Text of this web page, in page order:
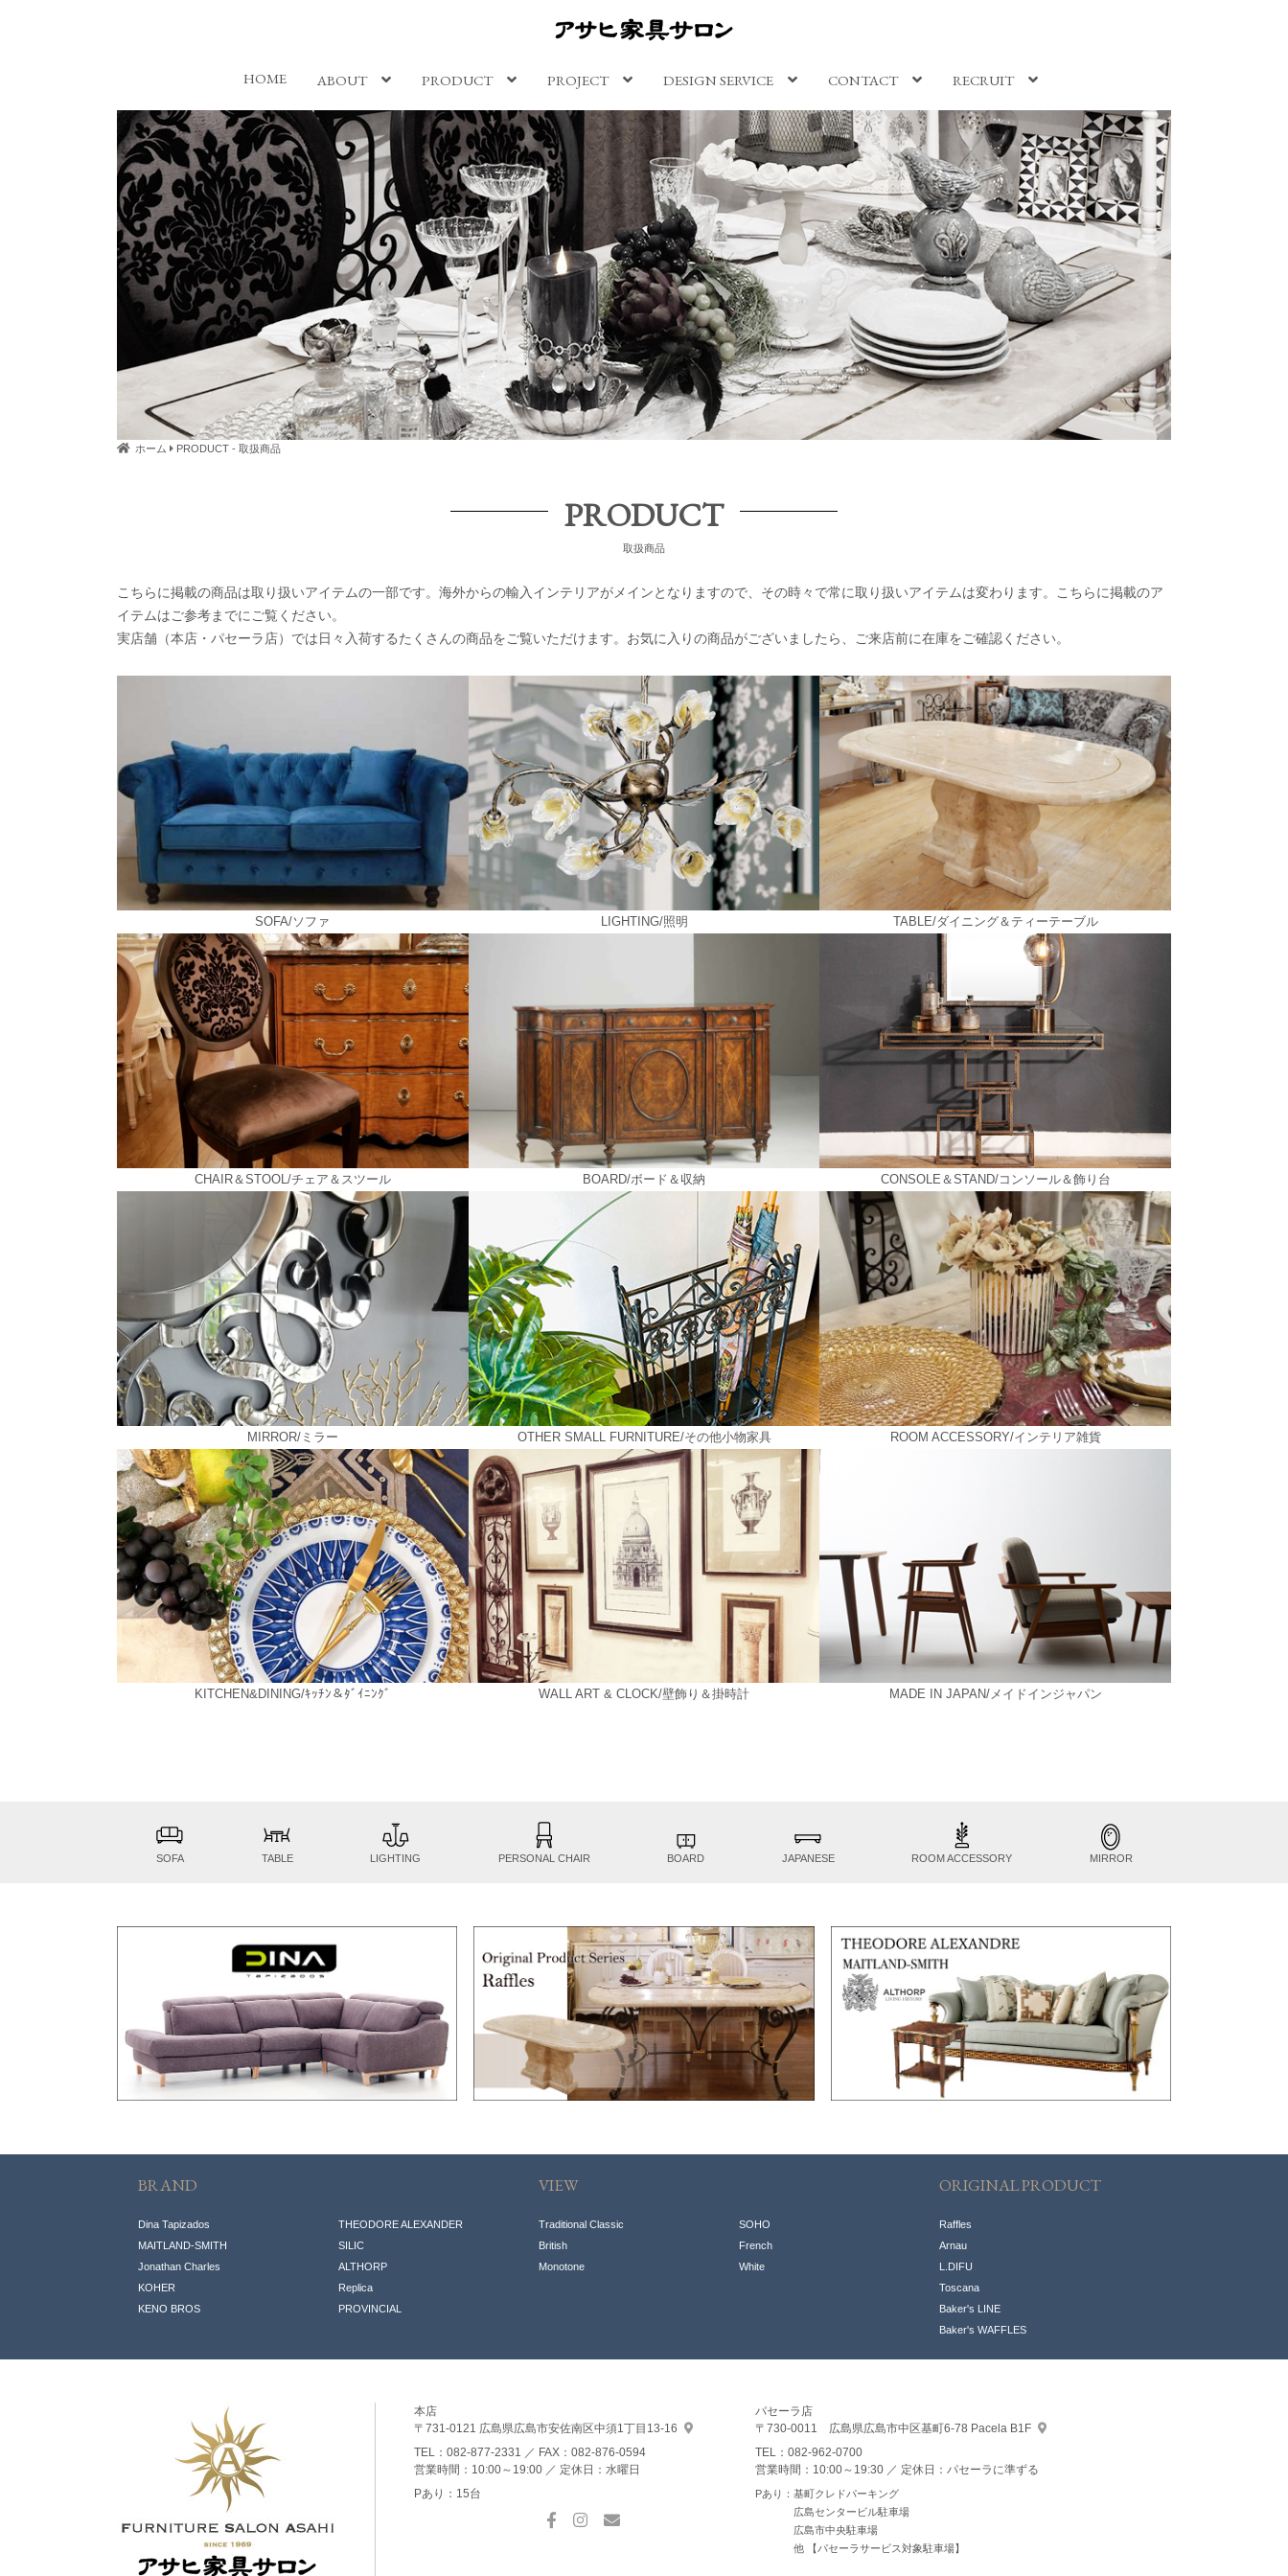
HOME ABOUT PRODUCT PROJECT DESIGN SERVICE CONTACT RECRUIT
ホーム PRODUCT - 取扱商品
PRODUCT
取扱商品
こちらに掲載の商品は取り扱いアイテムの一部です。海外からの輸入インテリアがメインとなりますので、その時々で常に取り扱いアイテムは変わります。こちらに掲載のア
イテムはご参考までにご覧ください。
実店舗（本店・パセーラ店）では日々入荷するたくさんの商品をご覧いただけます。お気に入りの商品がございましたら、ご来店前に在庫をご確認ください。
SOFA/ソファ LIGHTING/照明 TABLE/ダイニング＆ティーテーブル
CHAIR＆STOOL/チェア＆スツール BOARD/ボード＆収納 CONSOLE＆STAND/コンソール＆飾り台
MIRROR/ミラー OTHER SMALL FURNITURE/その他小物家具 ROOM ACCESSORY/インテリア雑貨
KITCHEN&DINING/ｷｯﾁﾝ＆ﾀﾞｲﾆﾝｸﾞ WALL ART & CLOCK/壁飾り＆掛時計 MADE IN JAPAN/メイドインジャパン
SOFA TABLE LIGHTING PERSONAL CHAIR BOARD JAPANESE ROOM ACCESSORY MIRROR
BRAND
Dina Tapizados
THEODORE ALEXANDER
MAITLAND-SMITH
SILIC
Jonathan Charles
ALTHORP
KOHER
Replica
KENO BROS
PROVINCIAL
VIEW
Traditional Classic
SOHO
British
French
Monotone
White
ORIGINAL PRODUCT
Raffles
Arnau
L.DIFU
Toscana
Baker's LINE
Baker's WAFFLES
本店
〒731-0121 広島県広島市安佐南区中須1丁目13-16
TEL： 082-877-2331 ／ FAX：082-876-0594
営業時間：10:00～19:00
定休日：水曜日
Pあり：15台
パセーラ店
〒730-0011
広島県広島市中区基町6-78 Pacela B1F
TEL： 082-962-0700
営業時間：10:00～19:30
定休日：パセーラに準ずる
Pあり：基町クレドパーキング
広島センタービル駐車場
広島市中央駐車場
他 【パセーラサービス対象駐車場】